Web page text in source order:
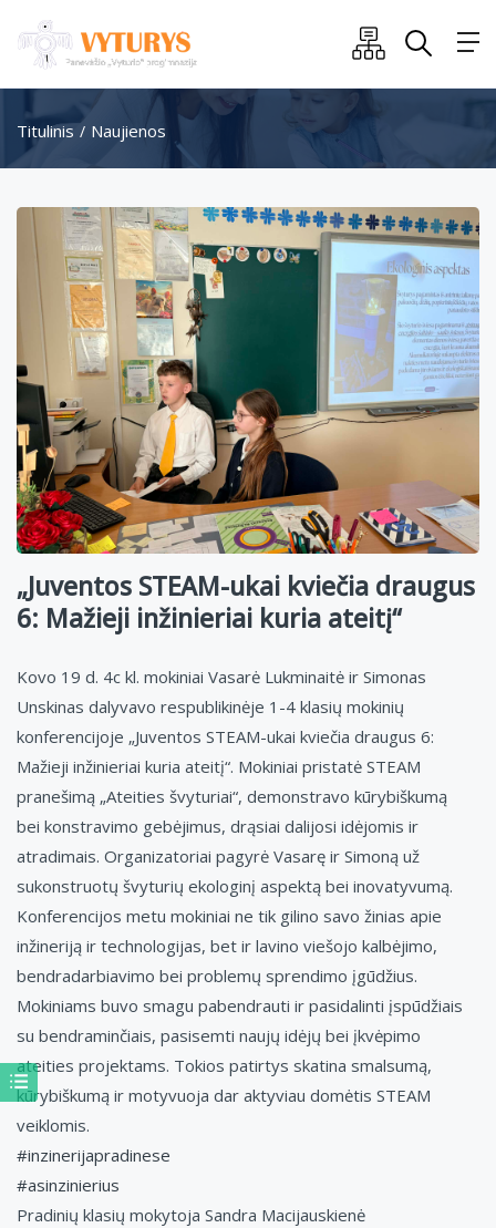
Titulinis Naujienos
„Juventos STEAM-ukai kviečia draugus
6: Mažieji inžinieriai kuria ateitį“
Kovo 19 d. 4c kl. mokiniai Vasarė Lukminaitė ir Simonas
Unskinas dalyvavo respublikinėje 1-4 klasių mokinių
konferencijoje „Juventos STEAM-ukai kviečia draugus 6:
Mažieji inžinieriai kuria ateitį“. Mokiniai pristatė STEAM
pranešimą „Ateities švyturiai“, demonstravo kūrybiškumą
bei konstravimo gebėjimus, drąsiai dalijosi idėjomis ir
atradimais. Organizatoriai pagyrė Vasarę ir Simoną už
sukonstruotų švyturių ekologinį aspektą bei inovatyvumą.
Konferencijos metu mokiniai ne tik gilino savo žinias apie
inžineriją ir technologijas, bet ir lavino viešojo kalbėjimo,
bendradarbiavimo bei problemų sprendimo įgūdžius.
Mokiniams buvo smagu pabendrauti ir pasidalinti įspūdžiais
su bendraminčiais, pasisemti naujų idėjų bei įkvėpimo
ateities projektams. Tokios patirtys skatina smalsumą,
kūrybiškumą ir motyvuoja dar aktyviau domėtis STEAM
veiklomis.
#inzinerijapradinese
#asinzinierius
Pradinių klasių mokytoja Sandra Macijauskienė